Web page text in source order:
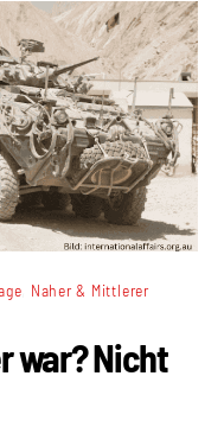
Naher & Mittlerer
war? Nicht